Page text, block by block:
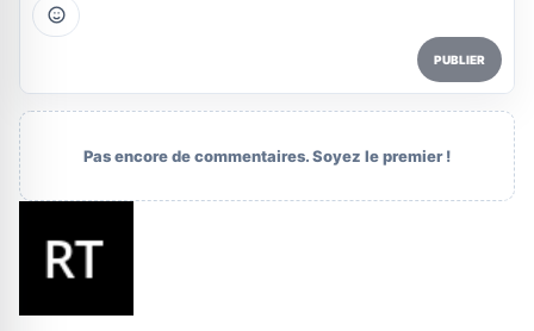
PUBLIER
Pas encore de commentaires. Soyez le premier !